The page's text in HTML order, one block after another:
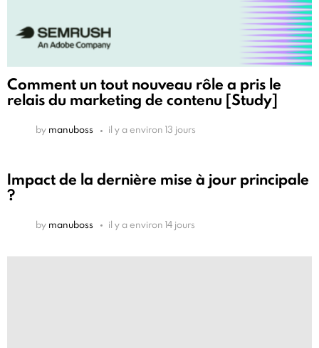
Comment un tout nouveau rôle a pris le
relais du marketing de contenu [Study]
by manuboss il y a environ 13 jours
Impact de la dernière mise à jour principale
?
by manuboss il y a environ 14 jours